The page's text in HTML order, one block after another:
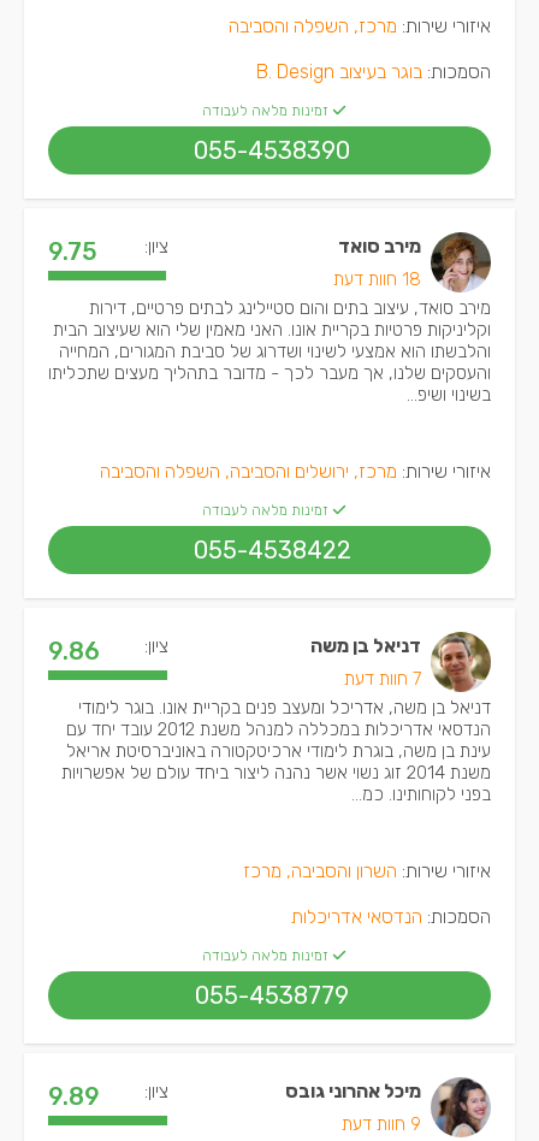
איזורי שירות: מרכז, השפלה והסביבה
הסמכות: בוגר בעיצוב B. Design
זמינות מלאה לעבודה
055-4538390
מירב סואד
18 חוות דעת
ציון: 9.75
מירב סואד, עיצוב בתים והום סטיילינג לבתים פרטיים, דירות
וקליניקות פרטיות בקריית אונו. האני מאמין שלי הוא שעיצוב הבית
והלבשתו הוא אמצעי לשינוי ושדרוג של סביבת המגורים, המחייה
והעסקים שלנו, אך מעבר לכך - מדובר בתהליך מעצים שתכליתו
בשינוי ושיפ...
איזורי שירות: מרכז, ירושלים והסביבה, השפלה והסביבה
זמינות מלאה לעבודה
055-4538422
דניאל בן משה
7 חוות דעת
ציון: 9.86
דניאל בן משה, אדריכל ומעצב פנים בקריית אונו. בוגר לימודי
הנדסאי אדריכלות במכללה למנהל משנת 2012 עובד יחד עם
עינת בן משה, בוגרת לימודי ארכיטקטורה באוניברסיטת אריאל
משנת 2014 זוג נשוי אשר נהנה ליצור ביחד עולם של אפשרויות
בפני לקוחותינו. כמ...
איזורי שירות: השרון והסביבה, מרכז
הסמכות: הנדסאי אדריכלות
זמינות מלאה לעבודה
055-4538779
מיכל אהרוני גובס
9 חוות דעת
ציון: 9.89